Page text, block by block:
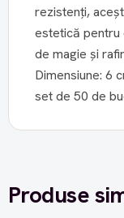
rezistenți,
estetică pentru
de magie și
Dimensiune: 6
set de 50 de
Produse